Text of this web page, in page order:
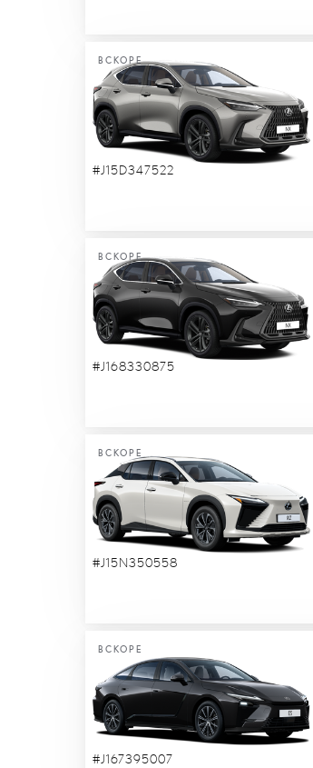
ВСКОРЕ
#J15D347522
ВСКОРЕ
#J168330875
ВСКОРЕ
#J15N350558
ВСКОРЕ
#J167395007